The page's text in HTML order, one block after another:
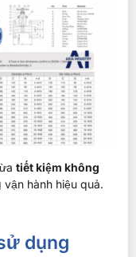
tiết kiệm không
hành hiệu quả.
dụng